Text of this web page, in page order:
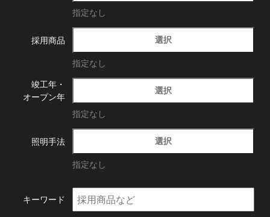
指定なし
採用商品 選択
指定なし
竣工年・
オープン年
選択
指定なし
照明手法 選択
指定なし
キーワード